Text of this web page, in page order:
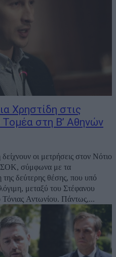
Χρηστίδη στις
στη Β’ Αθηνών
οι μετρήσεις στον Νότιο
σύμφωνα με τα
μεταξύ του Στέφανου
Ξεκαλάκη και της νυν βουλευτού Τόνιας Αντωνίου. Πάντως,...